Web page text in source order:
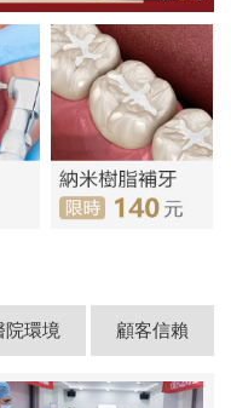
院環境 顧客信賴